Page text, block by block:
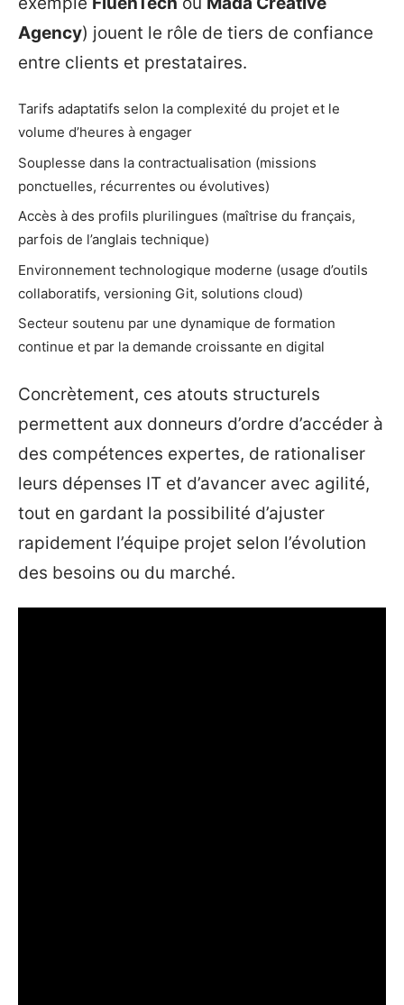
Agency) jouent le rôle de tiers de confiance
entre clients et prestataires.
Tarifs adaptatifs selon la complexité du projet et le
volume d’heures à engager
Souplesse dans la contractualisation (missions
ponctuelles, récurrentes ou évolutives)
Accès à des profils plurilingues (maîtrise du français,
parfois de l’anglais technique)
Environnement technologique moderne (usage d’outils
collaboratifs, versioning Git, solutions cloud)
Secteur soutenu par une dynamique de formation
continue et par la demande croissante en digital
Concrètement, ces atouts structurels
permettent aux donneurs d’ordre d’accéder à
des compétences expertes, de rationaliser
leurs dépenses IT et d’avancer avec agilité,
tout en gardant la possibilité d’ajuster
rapidement l’équipe projet selon l’évolution
des besoins ou du marché.